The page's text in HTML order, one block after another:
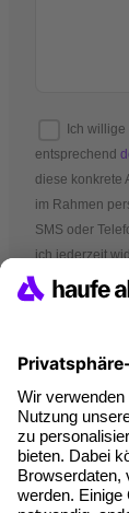
Ich
entsprechend
diese konkrete
im Rahmen
SMS oder
ich jederzeit
AGB